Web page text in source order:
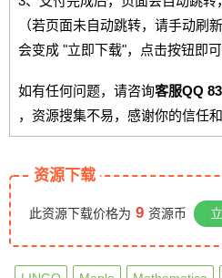
（若页面未自动跳转，请手动刷
会变成 "立即下载"，点击按钮即可
如有任何问题，请咨询客服QQ
，资源搜集不易，感谢你的信任和
资源下载
此资源下载价格为 9 资源币